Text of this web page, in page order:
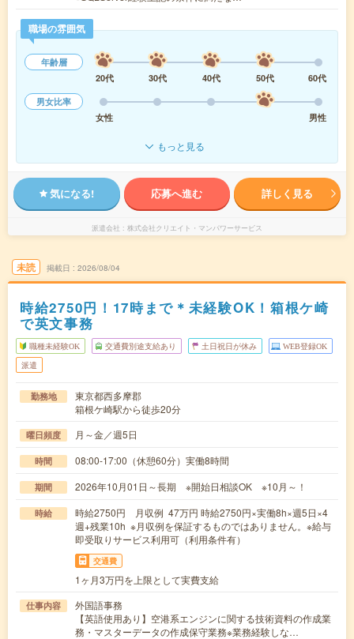
職場の雰囲気
年齢層
20代
30代 40代 50代
60代
男女比率
女性
男性
もっと見る
気になる! 応募へ進む 詳しく見る
派遣会社 株式会社クリエイト・マンパワーサービス
未読 掲載日 2026/08/04
時給2750円！17時まで＊未経験OK！箱根ケ崎
で英文事務
職種未経験OK 交通費別途支給あり 土日祝日が休み WEB登録OK
派遣
勤務地
東京都西多摩郡
箱根ケ崎駅から徒歩20分
曜日頻度 月～金／週5日
時間 08:00-17:00（休憩60分）実働8時間
期間 2026年10月01日～長期 ※開始日相談OK ※10月～！
時給
時給2750円 月収例 47万円 時給2750円×実働8h×週5日×4
週+残業10h ※月収例を保証するものではありません。※給与
即受取りサービス利用可（利用条件有）
交通費
1ヶ月3万円を上限として実費支給
仕事内容
外国語事務
【英語使用あり】空港系エンジンに関する技術資料の作成業
務・マスターデータの作成保守業務※業務経験しな…